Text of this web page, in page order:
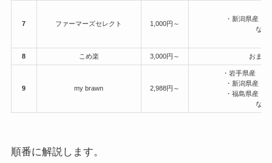
7 ファーマーズセレクト 1,000円～
・新潟県産
など
8 こめ楽 3,000円～ おまか
9 my brawn 2,988円～
・岩手県産 あ
・新潟県産
・福島県産
など
順番に解説します。